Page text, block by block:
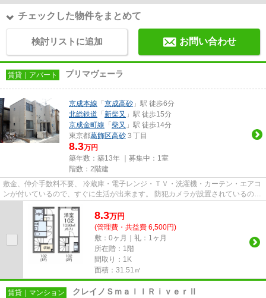
チェックした物件をまとめて
検討リストに追加 お問い合わせ
賃貸｜アパート プリマヴェーラ
京成本線 「 京成高砂 」駅 徒歩6分
北総鉄道 「 新柴又 」駅 徒歩15分
京成金町線 「 柴又 」駅 徒歩14分
東京都葛飾区高砂 ３丁目
8.3万円
築年数：築13年 ｜募集中： 1室
階数：2階建
敷金、仲介手数料不要、 冷蔵庫・電子レンジ・ＴＶ・洗濯機・カーテン・エアコ
ンが付いているので、すぐに生活が出来ます。 防犯カメラが設置されているの
8.3万円
(管理費・共益費 6,500円)
敷：0ヶ月｜礼：1ヶ月
所在階：1階
間取り：1K
面積：31.51㎡
賃貸｜マンション クレイノＳｍａｌｌＲｉｖｅｒⅡ